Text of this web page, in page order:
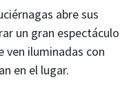
abre sus
un gran espectáculo
ven iluminadas con
en el lugar.